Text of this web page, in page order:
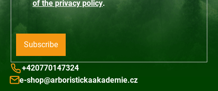
of the privacy policy.
Subscribe
+420770147324
e-shop@arboristickaakademie.cz